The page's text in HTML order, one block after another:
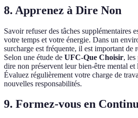
8. Apprenez à Dire Non
Savoir refuser des tâches supplémentaires
votre temps et votre énergie. Dans un
surcharge est fréquente, il est important de
Selon une étude de UFC-Que Choisir, les
dire non préservent leur bien-être mental
Évaluez régulièrement votre charge de
nouvelles responsabilités.
9. Formez-vous en